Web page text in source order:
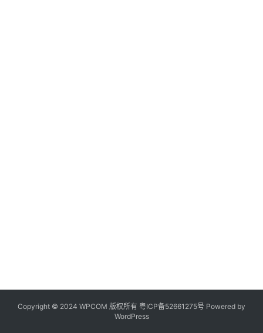
Copyright © 2024 WPCOM 版权所有 粤ICP备52661275号 Powered by
WordPress